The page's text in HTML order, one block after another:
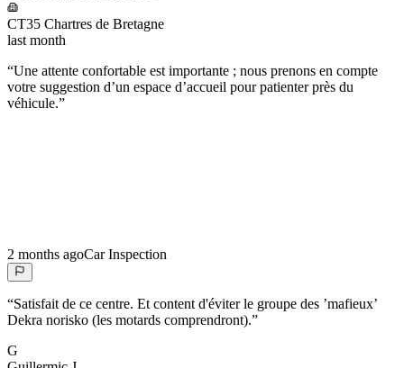
CT35 Chartres de Bretagne
last month
“Une attente confortable est importante ; nous prenons en compte
votre suggestion d’un espace d’accueil pour patienter près du
véhicule.”
2 months agoCar Inspection
“Satisfait de ce centre. Et content d'éviter le groupe des ’mafieux’
Dekra norisko (les motards comprendront).”
G